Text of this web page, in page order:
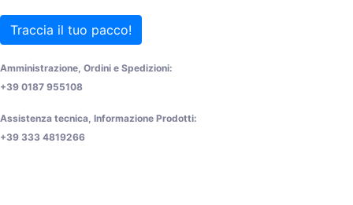
Traccia il tuo pacco!
Amministrazione, Ordini e Spedizioni:
+39 0187 955108
Assistenza tecnica, Informazione Prodotti:
+39 333 4819266